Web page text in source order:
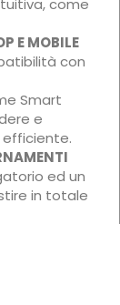
come
E MOBILE
con
Smart
e
ed un
in totale